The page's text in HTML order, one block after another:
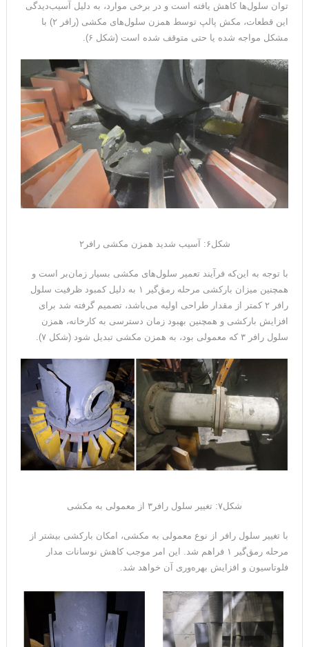
توان سلول‌ها کاهش یافته است و در برخی موارد، به دلیل آسیب‌دیدگی
این قطعات، مکش پالپ توسط همزن سلول‌های مکشی (رافر ۲) با
مشکل مواجه شده یا حتی متوقف شده است (شکل ۶).
شکل۶: آسیب شدید همزن مکشی رافر۲
با توجه به این‌که فرآیند تعمیر سلول‌های مکشی بسیار زمان‌بر است و
همچنین میزان بارکشی مرحله رمق‌گیر ۱ به دلیل کمبود ظرفیت سلول
رافر ۲ کمتر از مقدار طراحی اولیه می‌باشد، تصمیم گرفته شد برای
افزایش بارکشی و همچنین بهبود زمان دسترسی به کارخانه، همزن
سلول رافر ۳ که معمولی بود، به همزن مکشی تبدیل شود (شکل ۷).
شکل۷: تغییر سلول رافر۳ از معمولی به مکشی
با تغییر سلول رافر از نوع معمولی به مکشی، امکان بارکشی بیشتر از
مرحله رمق‌گیر ۱ فراهم شد. این امر موجب کاهش نوسانات مدار
فلوتاسیون و افزایش بهره‌وری آن خواهد شد.